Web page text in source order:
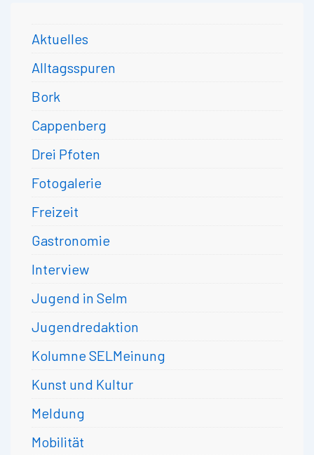
Aktuelles
Alltagsspuren
Bork
Cappenberg
Drei Pfoten
Fotogalerie
Freizeit
Gastronomie
Interview
Jugend in Selm
Jugendredaktion
Kolumne SELMeinung
Kunst und Kultur
Meldung
Mobilität